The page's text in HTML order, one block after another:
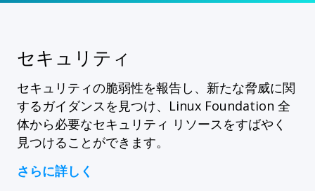
セキュリティ
セキュリティの脆弱性を報告し、新たな脅威に関
するガイダンスを見つけ、Linux Foundation 全
体から必要なセキュリティ リソースをすばやく
見つけることができます。
さらに詳しく